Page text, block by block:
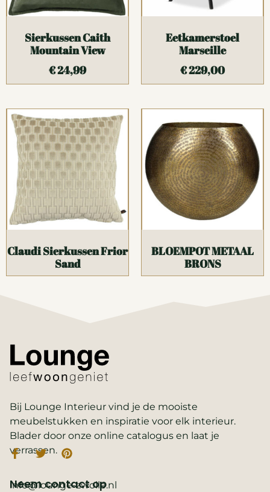
Sierkussen Caith
Mountain View
€24,99
Eetkamerstoel
Marseille
€229,00
Claudi Sierkussen Frior
Sand
BLOEMPOT METAAL
BRONS
Bij Lounge Interieur vind je de mooiste
meubelstukken en inspiratie voor elk interieur.
Blader door onze online catalogus en laat je
verrassen.
Neem contact op
info@lounge-zwolle.nl